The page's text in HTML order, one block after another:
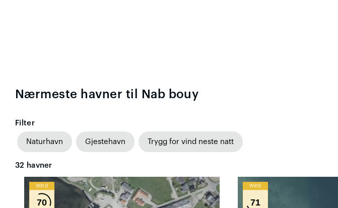
Nærmeste havner til Nab bouy
Filter
Naturhavn Gjestehavn Trygg for vind neste natt
32 havner
Wind
70
Wind
71